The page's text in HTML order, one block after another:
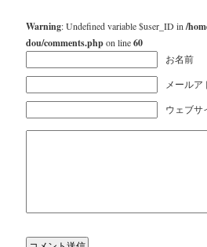
Warning: Undefined variable $user_ID in /
dou/comments.phpon line60
お名前
メール
ウェブサ